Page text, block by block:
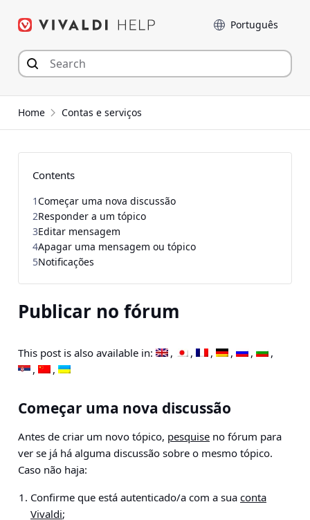
para
conteúdo
Idioma
Home Contas e serviços
Publicar no fórum
This post is also available in:
Começar uma nova discussão
Antes de criar um novo tópico, pesquise no fórum para
ver se já há alguma discussão sobre o mesmo tópico.
Caso não haja:
Confirme que está autenticado/a com a sua conta
Vivaldi;
Contents
1Começar uma nova discussão
2Responder a um tópico
3Editar mensagem
4Apagar uma mensagem ou tópico
5Notificações